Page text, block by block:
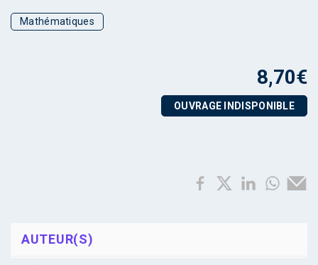
Mathématiques
8,70€
OUVRAGE INDISPONIBLE
AUTEUR(S)